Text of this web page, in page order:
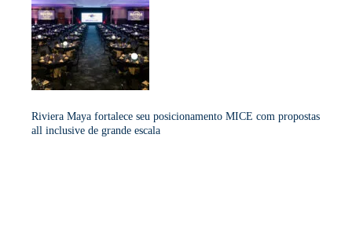
Riviera Maya fortalece seu posicionamento MICE com propostas
all inclusive de grande escala